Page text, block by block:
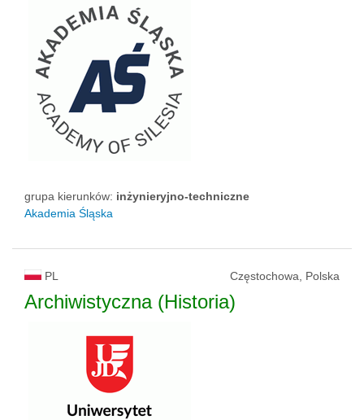
grupa kierunków: inżynieryjno-techniczne
Akademia Śląska
PL Częstochowa, Polska
Archiwistyczna (Historia)